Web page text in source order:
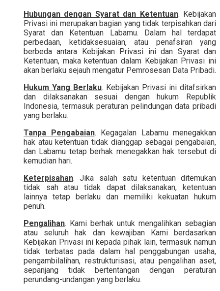
Hubungan dengan Syarat dan Ketentuan. Kebijakan
Privasi ini merupakan bagian yang tidak terpisahkan dari
Syarat dan Ketentuan Labamu. Dalam hal terdapat
perbedaan, ketidaksesuaian, atau penafsiran yang
berbeda antara Kebijakan Privasi ini dan Syarat dan
Ketentuan, maka ketentuan dalam Kebijakan Privasi ini
akan berlaku sejauh mengatur Pemrosesan Data Pribadi.
Hukum Yang Berlaku. Kebijakan Privasi ini ditafsirkan
dan dilaksanakan sesuai dengan hukum Republik
Indonesia, termasuk peraturan pelindungan data pribadi
yang berlaku.
Tanpa Pengabaian. Kegagalan Labamu menegakkan
hak atau ketentuan tidak dianggap sebagai pengabaian,
dan Labamu tetap berhak menegakkan hak tersebut di
kemudian hari.
Keterpisahan. Jika salah satu ketentuan ditemukan
tidak sah atau tidak dapat dilaksanakan, ketentuan
lainnya tetap berlaku dan memiliki kekuatan hukum
penuh.
Pengalihan. Kami berhak untuk mengalihkan sebagian
atau seluruh hak dan kewajiban Kami berdasarkan
Kebijakan Privasi ini kepada pihak lain, termasuk namun
tidak terbatas pada dalam hal penggabungan usaha,
pengambilalihan, restrukturisasi, atau pengalihan aset,
sepanjang tidak bertentangan dengan peraturan
perundang-undangan yang berlaku.